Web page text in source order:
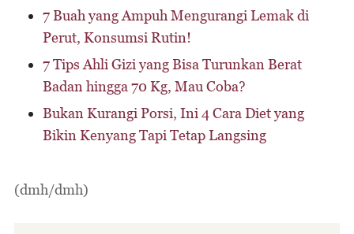
7 Buah yang Ampuh Mengurangi Lemak di
Perut, Konsumsi Rutin!
7 Tips Ahli Gizi yang Bisa Turunkan Berat
Badan hingga 70 Kg, Mau Coba?
Bukan Kurangi Porsi, Ini 4 Cara Diet yang
Bikin Kenyang Tapi Tetap Langsing
(dmh/dmh)